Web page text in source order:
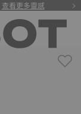
查看更多靈感